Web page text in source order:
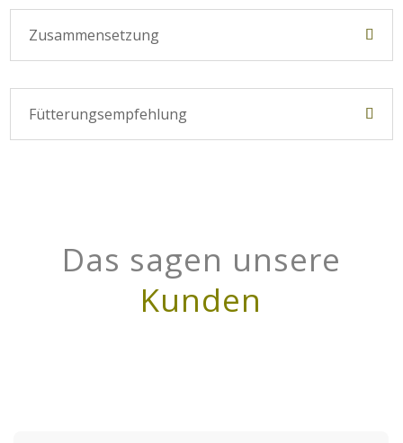
Zusammensetzung
Fütterungsempfehlung
Das sagen unsere
Kunden